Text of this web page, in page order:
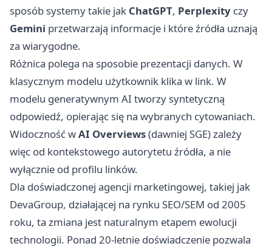
sposób systemy takie jak ChatGPT, Perplexity czy
Gemini przetwarzają informacje i które źródła uznają
za wiarygodne.
Różnica polega na sposobie prezentacji danych. W
klasycznym modelu użytkownik klika w link. W
modelu generatywnym AI tworzy syntetyczną
odpowiedź, opierając się na wybranych cytowaniach.
Widoczność wAI Overviews(dawniej SGE) zależy
więc od kontekstowego autorytetu źródła, a nie
wyłącznie od profilu linków.
Dla doświadczonej agencji marketingowej, takiej jak
DevaGroup, działającej na rynku SEO/SEM od 2005
roku, ta zmiana jest naturalnym etapem ewolucji
technologii. Ponad 20-letnie doświadczenie pozwala